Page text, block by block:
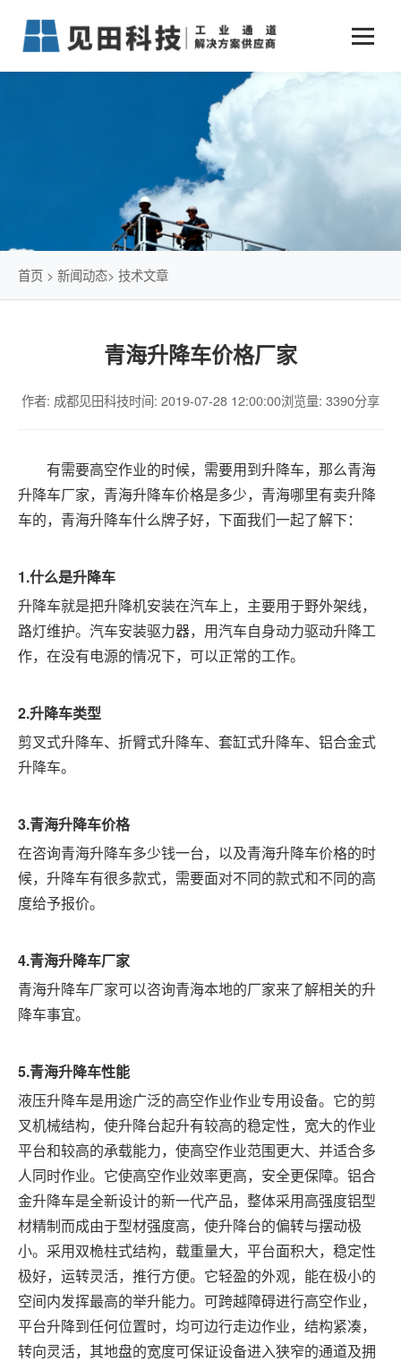
业务中心
仓储物流通道解决方案
智能立体库解决方案
简易升降机解决方案
新闻动态 +
传统仓储物流
石油化工行业
发展历程
首页 > 新闻动态> 技术文章
青海升降车价格厂家
作者: 成都见田科技时间: 2019-07-28 12:00:00浏览量: 3390分享
有需要高空作业的时候，需要用到升降车，那么青海
升降车厂家，青海升降车价格是多少，青海哪里有卖升降
车的，青海升降车什么牌子好，下面我们一起了解下：
1.什么是升降车
升降车就是把升降机安装在汽车上，主要用于野外架线，
路灯维护。汽车安装驱力器，用汽车自身动力驱动升降工
作，在没有电源的情况下，可以正常的工作。
2.升降车类型
剪叉式升降车、折臂式升降车、套缸式升降车、铝合金式
升降车。
3.青海升降车价格
在咨询青海升降车多少钱一台，以及青海升降车价格的时
候，升降车有很多款式，需要面对不同的款式和不同的高
度给予报价。
4.青海升降车厂家
青海升降车厂家可以咨询青海本地的厂家来了解相关的升
降车事宜。
5.青海升降车性能
液压升降车是用途广泛的高空作业作业专用设备。它的剪
叉机械结构，使升降台起升有较高的稳定性，宽大的作业
平台和较高的承载能力，使高空作业范围更大、并适合多
人同时作业。它使高空作业效率更高，安全更保障。铝合
金升降车是全新设计的新一代产品，整体采用高强度铝型
材精制而成由于型材强度高，使升降台的偏转与摆动极
小。采用双桅柱式结构，载重量大，平台面积大，稳定性
极好，运转灵活，推行方便。它轻盈的外观，能在极小的
空间内发挥最高的举升能力。可跨越障碍进行高空作业，
平台升降到任何位置时，均可边行走边作业，结构紧凑，
转向灵活，其地盘的宽度可保证设备进入狭窄的通道及拥